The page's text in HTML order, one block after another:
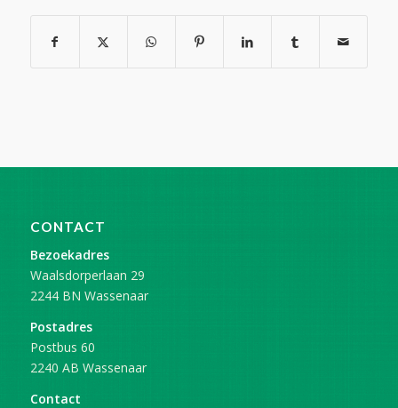
CONTACT
Bezoekadres
Waalsdorperlaan 29
2244 BN Wassenaar
Postadres
Postbus 60
2240 AB Wassenaar
Contact